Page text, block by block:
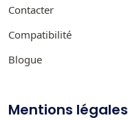
Contacter
Compatibilité
Blogue
Mentions légales